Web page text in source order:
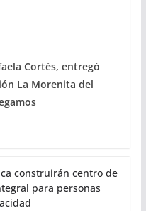
Cortés, entregó
La Morenita del
construirán centro de
para personas